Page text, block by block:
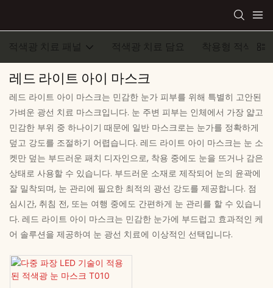
적색광 치료 패널 적색광 치료 담요 착용형 적색광
레드 라이트 아이 마스크
레드 라이트 아이 마스크는 민감한 눈가 피부를 위해 특별히 고안된
가벼운 광선 치료 마스크입니다. 눈 주변 피부는 인체에서 가장 얇고
민감한 부위 중 하나이기 때문에 일반 마스크로는 눈가를 정확하게
덮고 강도를 조절하기 어렵습니다. 레드 라이트 아이 마스크는 눈 소
켓만 덮는 부드러운 패치 디자인으로, 착용 중에도 눈을 뜨거나 감은
상태로 사용할 수 있습니다. 부드러운 소재로 제작되어 눈의 윤곽에
잘 밀착되며, 눈 관리에 필요한 최적의 광선 강도를 제공합니다. 점
심시간, 취침 전, 또는 여행 중에도 간편하게 눈 관리를 할 수 있습니
다. 레드 라이트 아이 마스크는 민감한 눈가에 부드럽고 효과적인 케
어 솔루션을 제공하여 눈 광선 치료에 이상적인 선택입니다.